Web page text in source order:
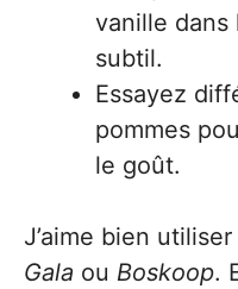
vanille dans
subtil.
Essayez
pommes
le goût.
J’aime bien
Gala ou Boskoop.